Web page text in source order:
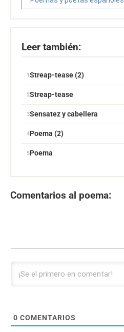
Leer también:
Streap-tease (2)
Streap-tease
Sensatez y cabellera
Poema (2)
Poema
Comentarios al poema:
0 COMENTARIOS